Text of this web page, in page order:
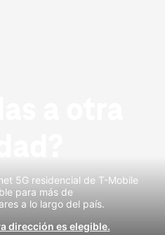
5G residencial de T-Mobile
para más de
a lo largo del país.
dirección es elegible.